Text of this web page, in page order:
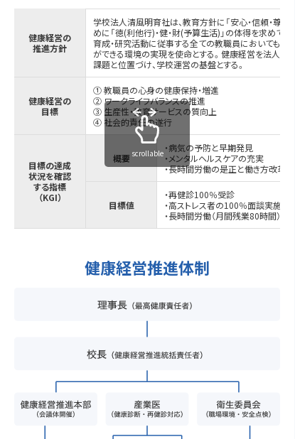
健康経営の
推進方針
学校法人清風明育社は、教育方針に「安心・信頼・尊
めに「徳(利他行)・健・財(予算生活)」の体得を求めて
育成・研究活動に従事する全ての教職員においても心
ができる環境の実現を使命とする。健康経営を法人
課題と位置づけ、学校運営の基盤とする。
健康経営の
目標
① 教職員の心身の健康保持・増進
② ワークライフバランスの推進
③ 生産性・教育サービスの質向上
④ 社会的責任の遂行
目標の達成
状況を確認
する指標
（KGI）
概要
・病気の予防と早期発見
・メンタルヘルスケアの充実
・長時間労働の是正と働き方改革
目標値
・再健診100％受診
・高ストレス者の100％面談実施
・長時間労働（月間残業80時間）ゼロ
scrollable
健康経営推進体制